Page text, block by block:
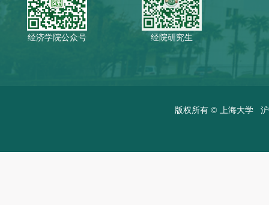
经济学院公众号 经院研究生
版权所有 © 上海大学